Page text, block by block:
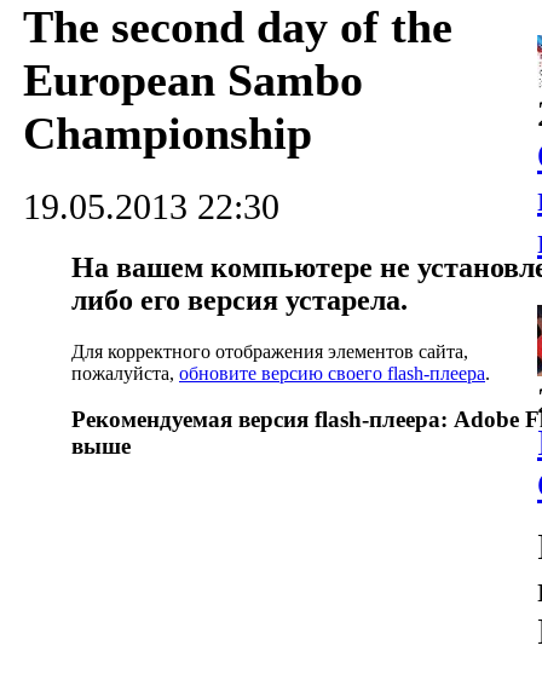
The second day of the
European Sambo
Championship
19.05.2013 22:30
На вашем компьютере не
либо его версия устарела.
Для корректного отображения элементов сайта,
пожалуйста, обновите версию своего flash-плеера.
Рекомендуемая версия flash-плеера: Adobe
выше